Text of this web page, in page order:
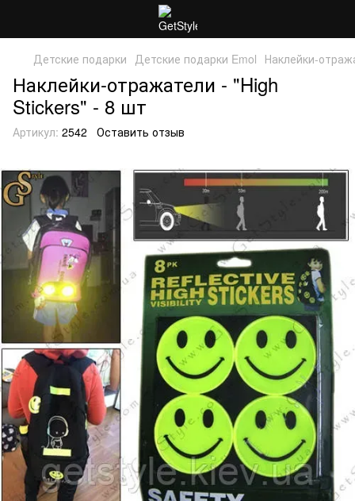
Детские подарки Детские подарки Emol Наклейки-
Наклейки-отражатели - "High
Stickers" - 8 шт
Артикул: 2542 Оставить отзыв